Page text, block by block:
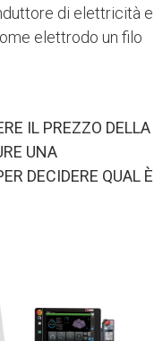
di elettricità e
elettrodo un filo
IL PREZZO DELLA
UNA
DECIDERE QUAL È